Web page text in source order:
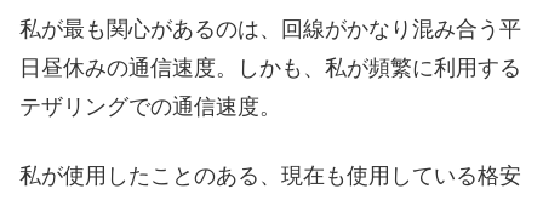
私が最も関心があるのは、回線がかなり混み合う平
日昼休みの通信速度。しかも、私が頻繁に利用する
テザリングでの通信速度。
私が使用したことのある、現在も使用している格安